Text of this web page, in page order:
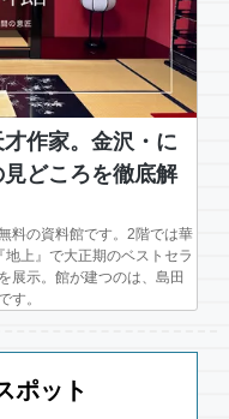
作家。金沢・に
どころを徹底解
料の資料館です。2階では華
上』で大正期のベストセラ
展示。館が建つのは、島田
す。
ポット